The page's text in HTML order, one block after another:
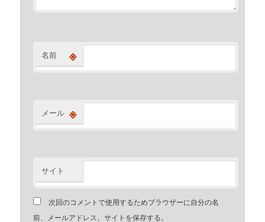
名前 ※
メール ※
サイト
次回のコメントで使用するためブラウザーに自分の名
前、メールアドレス、サイトを保存する。